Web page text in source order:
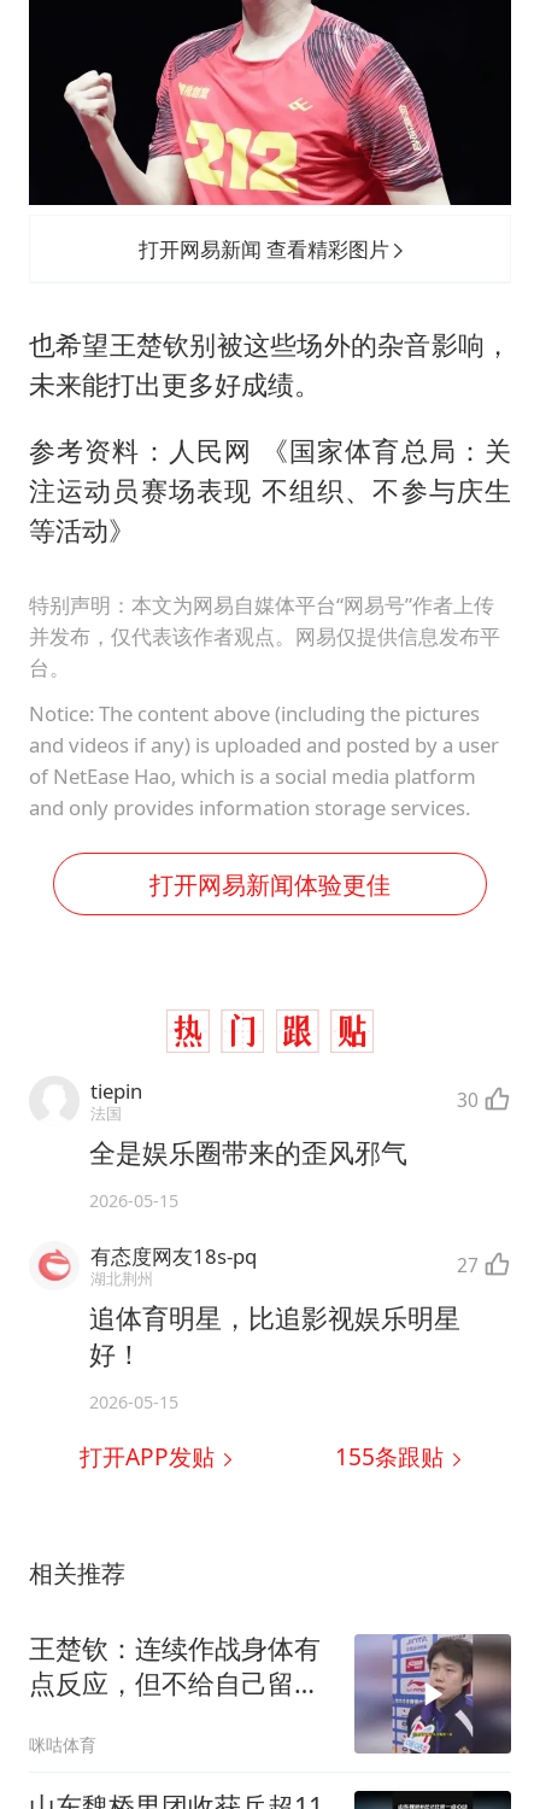
打开网易新闻 查看精彩图片
也希望王楚钦别被这些场外的杂音影响，
未来能打出更多好成绩。
参考资料：人民网 《国家体育总局：关
注运动员赛场表现 不组织、不参与庆生
等活动》
特别声明：本文为网易自媒体平台“网易号”作者上传
并发布，仅代表该作者观点。网易仅提供信息发布平
台。
Notice: The content above (including the pictures
and videos if any) is uploaded and posted by a user
of NetEase Hao, which is a social media platform
and only provides information storage services.
打开网易新闻体验更佳
tiepin
法国 30
全是娱乐圈带来的歪风邪气
2026-05-15
有态度网友18s-pq
湖北荆州 27
追体育明星，比追影视娱乐明星
好！
2026-05-15
打开APP发贴 155条跟贴
相关推荐
王楚钦：连续作战身体有
点反应，但不给自己留余
也很辛苦
咪咕体育